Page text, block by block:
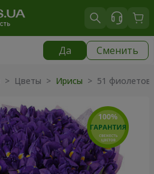
Да Сменить
> Цветы > Ирисы > 51